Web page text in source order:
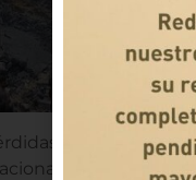
significativas
y las